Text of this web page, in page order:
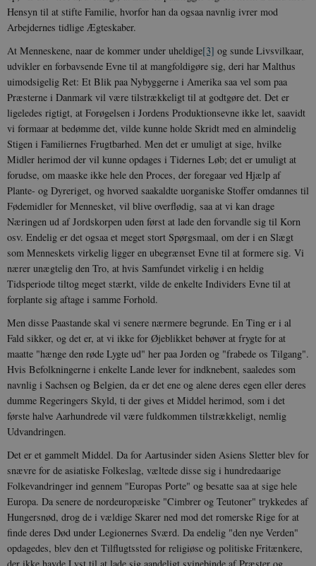
Hensyn til at stifte Familie, hvorfor han da ogsaa navnlig ivrer mod
Arbejdernes tidlige Ægteskaber.
At Menneskene, naar de kommer under uheldige[3] og sunde Livsvilkaar,
udvikler en forbavsende Evne til at mangfoldigøre sig, deri har Malthus
uimodsigelig Ret: Et Blik paa Nybyggerne i Amerika saa vel som paa
Præsterne i Danmark vil være tilstrækkeligt til at godtgøre det. Det er
ligeledes rigtigt, at Forøgelsen i Jordens Produktionsevne ikke let, saavidt
vi formaar at bedømme det, vilde kunne holde Skridt med en almindelig
Stigen i Familiernes Frugtbarhed. Men det er umuligt at sige, hvilke
Midler herimod der vil kunne opdages i Tidernes Løb; det er umuligt at
forudse, om maaske ikke hele den Proces, der foregaar ved Hjælp af
Plante- og Dyreriget, og hvorved saakaldte uorganiske Stoffer omdannes til
Fødemidler for Mennesket, vil blive overflødig, saa at vi kan drage
Næringen ud af Jordskorpen uden først at lade den forvandle sig til Korn
osv. Endelig er det ogsaa et meget stort Spørgsmaal, om der i en Slægt
som Menneskets virkelig ligger en ubegrænset Evne til at formere sig. Vi
nærer unægtelig den Tro, at hvis Samfundet virkelig i en heldig
Tidsperiode tiltog meget stærkt, vilde de enkelte Individers Evne til at
forplante sig aftage i samme Forhold.
Men disse Paastande skal vi senere nærmere begrunde. En Ting er i al
Fald sikker, og det er, at vi ikke for Øjeblikket behøver at frygte for at
maatte "hænge den røde Lygte ud" her paa Jorden og "frabede os Tilgang".
Hvis Befolkningerne i enkelte Lande lever for indknebent, saaledes som
navnlig i Sachsen og Belgien, da er det ene og alene deres egen eller deres
dumme Regeringers Skyld, ti der gives et Middel herimod, som i det
første halve Aarhundrede vil være fuldkommen tilstrækkeligt, nemlig
Udvandringen.
Det er et gammelt Middel. Da for Aartusinder siden Asiens Sletter blev for
snævre for de asiatiske Folkeslag, væltede disse sig i hundredaarige
Folkevandringer ind gennem "Europas Porte" og besatte saa at sige hele
Europa. Da senere de nordeuropæiske "Cimbrer og Teutoner" trykkedes af
Hungersnød, drog de i vældige Skarer ned mod det romerske Rige for at
finde deres Død under Legionernes Sværd. Da endelig "den nye Verden"
opdagedes, blev den et Tilflugtssted for religiøse og politiske Fritænkere,